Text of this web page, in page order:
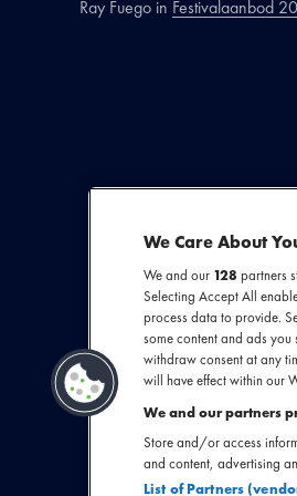
Ray Fuego in Festivalaanbod
We Care About
We and our 128 partners
Selecting Accept All
process data to provide.
some content and ads you
withdraw consent at any
will have effect within our
We and our partners
Store and/or access
and content, advertising
List of Partners